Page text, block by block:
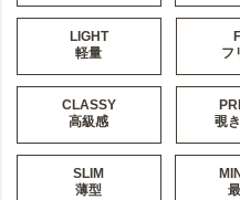
LIGHT
軽量
フ
CLASSY
高級感
覗
SLIM
薄型